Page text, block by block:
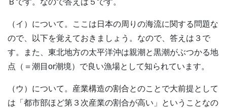
Ｂです。なので答えは５です。
（イ）について。ここは日本の周りの海流に関する問題な
ので、以下を覚えておきましょう。なので、答えは３で
す。また、東北地方の太平洋沖は親潮と黒潮がぶつかる地
点（＝潮目or潮境）で良い漁場として知られています。
（ウ）について。産業構造の割合とのことで大前提として
は「都市部ほど第３次産業の割合が高い」ということなの